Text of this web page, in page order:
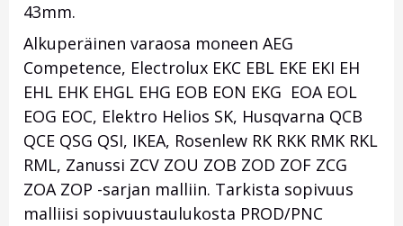
43mm.
Alkuperäinen varaosa moneen AEG
Competence, Electrolux EKC EBL EKE EKI EH
EHL EHK EHGL EHG EOB EON EKG EOA EOL
EOG EOC, Elektro Helios SK, Husqvarna QCB
QCE QSG QSI, IKEA, Rosenlew RK RKK RMK RKL
RML, Zanussi ZCV ZOU ZOB ZOD ZOF ZCG
ZOA ZOP -sarjan malliin. Tarkista sopivuus
malliisi sopivuustaulukosta PROD/PNC